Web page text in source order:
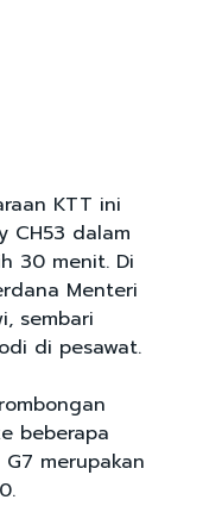
KTT ini
CH53 dalam
30 menit. Di
Menteri
sembari
di pesawat.
beberapa
merupakan